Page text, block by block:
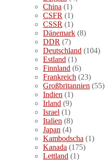
China (1)
CSFR (1)
CSSR (1)
Dänemark (8)
DDR (7)
Deutschland (104)
Estland (1)
Finnland (6)
Frankreich (23)
Großbritannien (55)
Indien (1)
Irland (9)
Israel (1)
Italien (8)
Japan (4)
Kambodscha (1)
Kanada (175)
Lettland (1)